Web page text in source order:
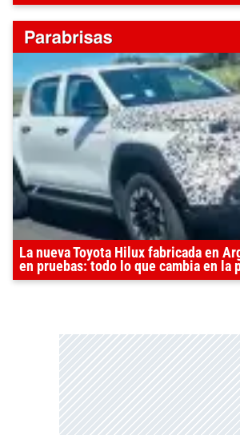
La nueva Toyota Hilux fabricada en
en pruebas: todo lo que cambia en la